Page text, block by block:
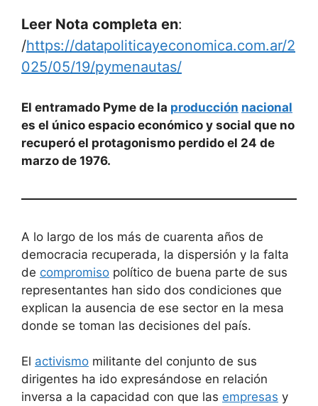
Leer Nota completa en:
/https://datapoliticayeconomica.com.ar/2
025/05/19/pymenautas/
El entramado Pyme de la producción nacional
es el único espacio económico y social que no
recuperó el protagonismo perdido el 24 de
marzo de 1976.
A lo largo de los más de cuarenta años de
democracia recuperada, la dispersión y la falta
de compromiso político de buena parte de sus
representantes han sido dos condiciones que
explican la ausencia de ese sector en la mesa
donde se toman las decisiones del país.
El activismo militante del conjunto de sus
dirigentes ha ido expresándose en relación
inversa a la capacidad con que las empresas y